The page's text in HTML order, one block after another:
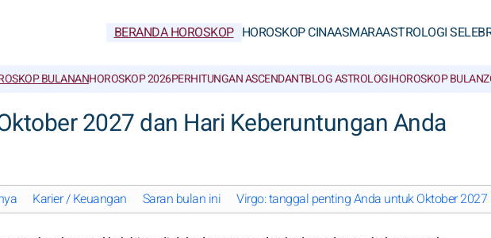
BERANDA HOROSKOP HOROSKOP CINAASMARAASTROLOGI
BULANANHOROSKOP 2026PERHITUNGAN ASCENDANTBLOG ASTROLOGIHOROSKOP BULAN
2027 dan Hari Keberuntungan Anda
Karier / Keuangan Saran bulan ini Virgo: tanggal penting Anda untuk Oktober 2027